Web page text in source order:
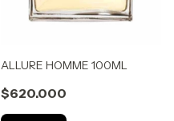
ALLURE HOMME 100ML
$620.000